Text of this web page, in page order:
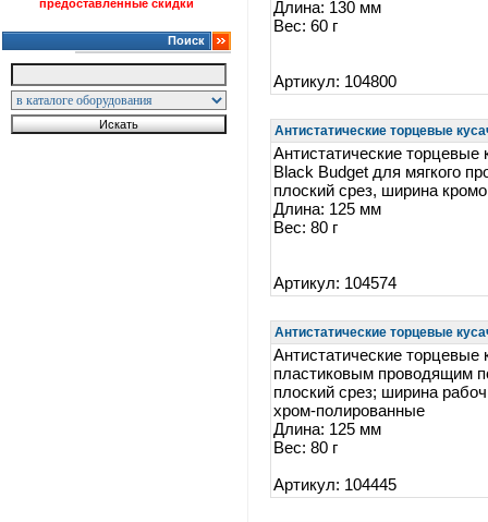
предоставленные скидки
Поиск
Длина: 130 мм
Вес: 60 г
Артикул: 104800
Антистатические торцевые
Антистатические торцевые
Black Budget для мягкого
плоский срез, ширина
Длина: 125 мм
Вес: 80 г
Артикул: 104574
Антистатические торцевые
Антистатические торцевые
пластиковым проводящим
плоский срез; ширина
хром-полированные
Длина: 125 мм
Вес: 80 г
Артикул: 104445